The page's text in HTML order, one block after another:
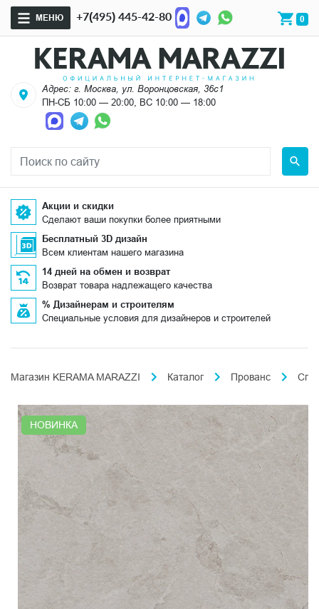
МЕНЮ +7(495) 445-42-80 0
Адрес: г. Москва, ул. Воронцовская, 36с1
ПН-СБ 10:00 — 20:00, ВС 10:00 — 18:00
Акции и скидки
Сделают ваши покупки более приятными
Бесплатный 3D дизайн
Всем клиентам нашего магазина
14 дней на обмен и возврат
Возврат товара надлежащего качества
% Дизайнерам и строителям
Специальные условия для дизайнеров и строителей
Магазин KERAMA MARAZZI Каталог Прованс
НОВИНКА